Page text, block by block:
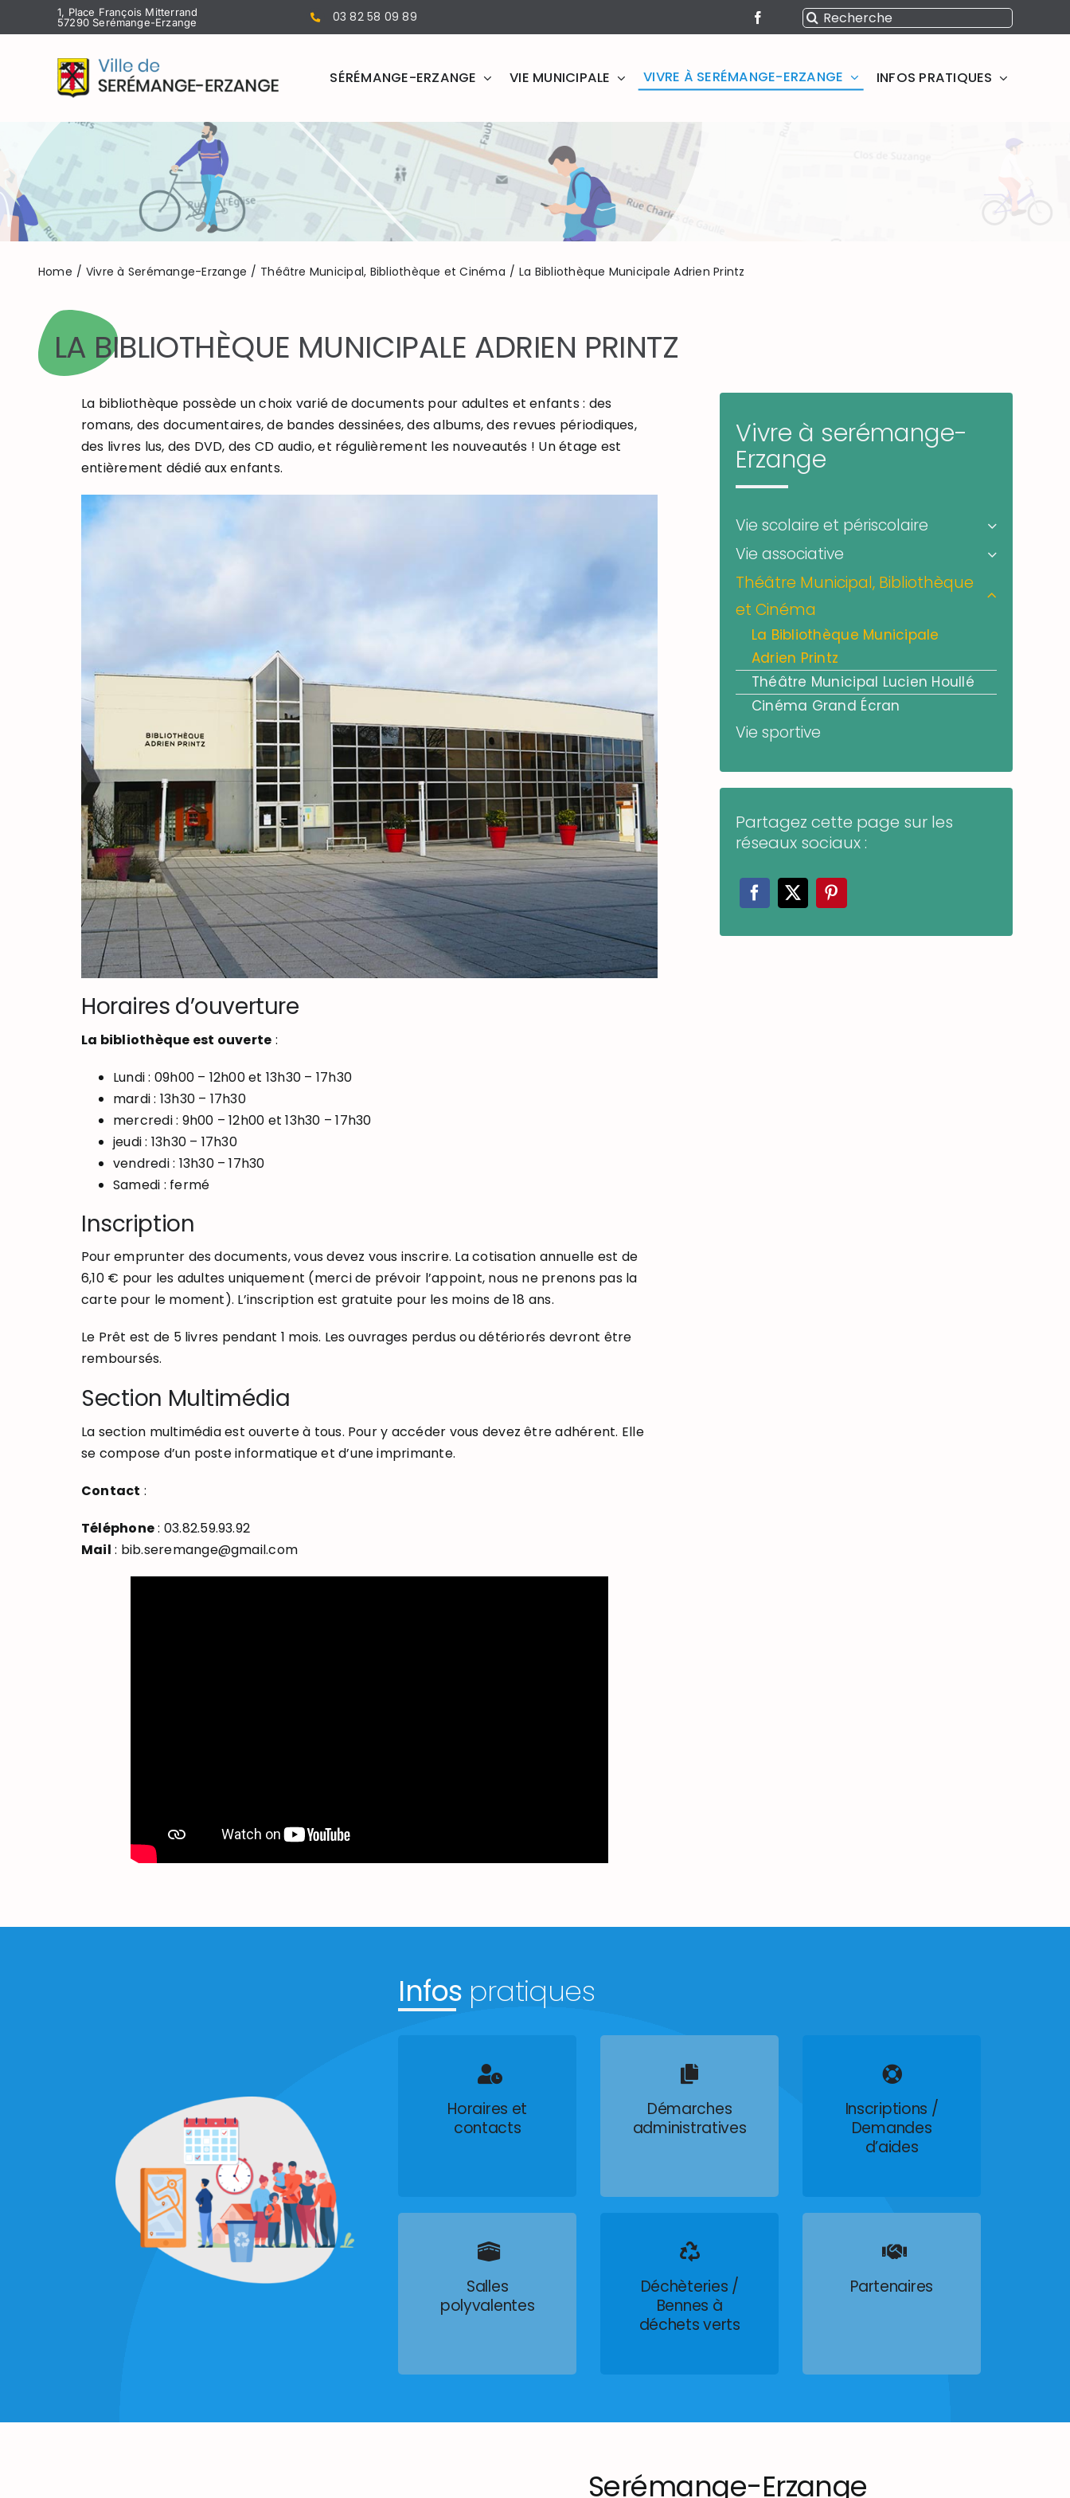
au
1, Place François Mitterrand
57290 Serémange-Erzange
03 82 58 09 89 Rechercher:
SÉRÉMANGE-ERZANGE VIE MUNICIPALE VIVRE À SERÉMANGE-ERZANGE
La Bibliothèque Municipale Adrien Printz
Théâtre Municipal Lucien Houllé
Cinéma Grand Écran
INFOS PRATIQUES
Home Vivre à Serémange-Erzange Théâtre Municipal, Bibliothèque et Cinéma La Bibliothèque Municipale Adrien Printz
LA BIBLIOTHÈQUE MUNICIPALE ADRIEN PRINTZ
La bibliothèque possède un choix varié de documents pour adultes et enfants : des
romans, des documentaires, de bandes dessinées, des albums, des revues périodiques,
des livres lus, des DVD, des CD audio, et régulièrement les nouveautés ! Un étage est
entièrement dédié aux enfants.
Horaires d’ouverture
La bibliothèque est ouverte :
Lundi : 09h00 – 12h00 et 13h30 – 17h30
mardi : 13h30 – 17h30
mercredi : 9h00 – 12h00 et 13h30 – 17h30
jeudi : 13h30 – 17h30
vendredi : 13h30 – 17h30
Samedi : fermé
Inscription
Pour emprunter des documents, vous devez vous inscrire. La cotisation annuelle est de
6,10 € pour les adultes uniquement (merci de prévoir l’appoint, nous ne prenons pas la
carte pour le moment). L’inscription est gratuite pour les moins de 18 ans.
Le Prêt est de 5 livres pendant 1 mois. Les ouvrages perdus ou détériorés devront être
remboursés.
Section Multimédia
La section multimédia est ouverte à tous. Pour y accéder vous devez être adhérent. Elle
se compose d’un poste informatique et d’une imprimante.
Contact :
Téléphone: 03.82.59.93.92
Mail : bib.seremange@gmail.com
Vivre à serémange-
Erzange
Vie scolaire et périscolaire
Vie associative
Théâtre Municipal, Bibliothèque
et Cinéma
La Bibliothèque Municipale
Adrien Printz
Théâtre Municipal Lucien Houllé
Cinéma Grand Écran
Vie sportive
Partagez cette page sur les
réseaux sociaux :
Infos pratiques
Horaires et
contacts
Démarches
administratives
Inscriptions /
Demandes
d’aides
Salles
polyvalentes
Déchèteries /
Bennes à
déchets verts
Partenaires
Serémange-Erzange